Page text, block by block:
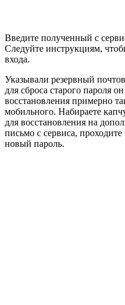
Введите полученный с
Следуйте инструкциям,
входа.
Указывали резервный
для сброса старого пароля
восстановления примерно
мобильного. Набираете
для восстановления на
письмо с сервиса,
новый пароль.